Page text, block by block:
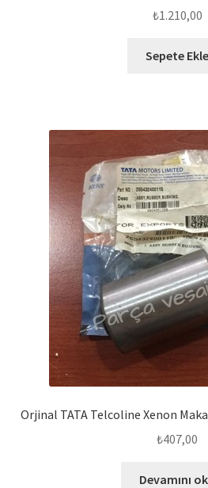
₺1.210,00
Sepete Ekle
Orjinal TATA Telcoline Xenon
₺407,00
Devamını